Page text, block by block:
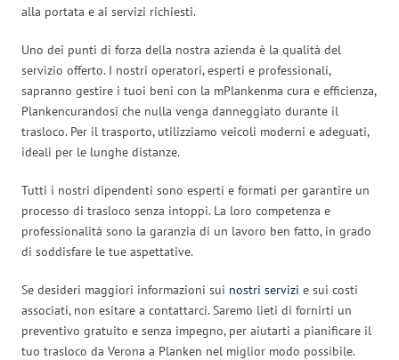
alla portata e ai servizi richiesti.
Uno dei punti di forza della nostra azienda è la qualità del
servizio offerto. I nostri operatori, esperti e professionali,
sapranno gestire i tuoi beni con la mPlankenma cura e efficienza,
Plankencurandosi che nulla venga danneggiato durante il
trasloco. Per il trasporto, utilizziamo veicoli moderni e adeguati,
ideali per le lunghe distanze.
Tutti i nostri dipendenti sono esperti e formati per garantire un
processo di trasloco senza intoppi. La loro competenza e
professionalità sono la garanzia di un lavoro ben fatto, in grado
di soddisfare le tue aspettative.
Se desideri maggiori informazioni sui nostri servizi e sui costi
associati, non esitare a contattarci. Saremo lieti di fornirti un
preventivo gratuito e senza impegno, per aiutarti a pianificare il
tuo trasloco da Verona a Planken nel miglior modo possibile.